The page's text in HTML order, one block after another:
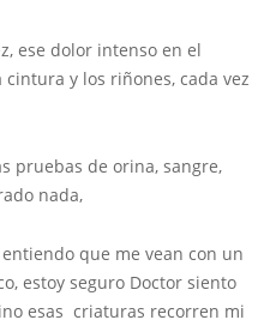
ese dolor intenso en el
y los riñones, cada vez
pruebas de orina, sangre,
nada,
que me vean con un
estoy seguro Doctor siento
esas criaturas recorren mi